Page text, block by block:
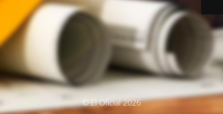
© El Oficial 2026